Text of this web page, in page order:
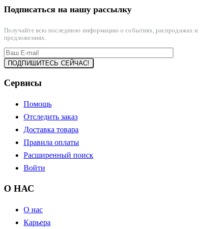
Подписаться на нашу рассылку
Получайте всю последнюю информацию о событиях, распродажах и
предложениях.
Сервисы
Помощь
Отследить заказ
Доставка товара
Правила оплаты
Расширенный поиск
Войти
О НАС
О нас
Карьера